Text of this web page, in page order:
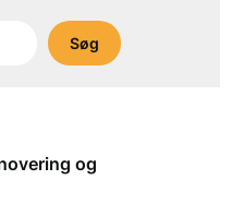
Søg
og